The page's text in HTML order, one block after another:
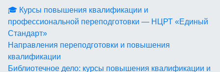
🎓 Курсы повышения квалификации и
профессиональной переподготовки — НЦРТ «Единый
Стандарт»
Направления переподготовки и повышения
квалификации
Библиотечное дело: курсы повышения квалификации и